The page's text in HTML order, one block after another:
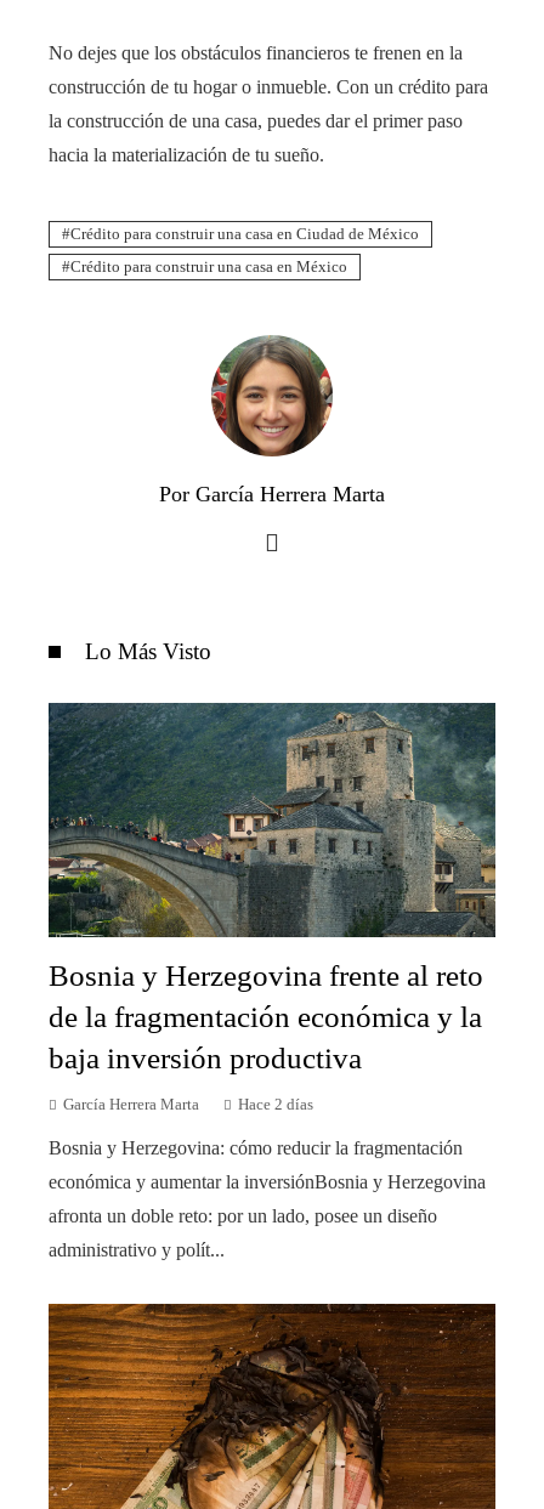
No dejes que los obstáculos financieros te frenen en la
construcción de tu hogar o inmueble. Con un crédito para
la construcción de una casa, puedes dar el primer paso
hacia la materialización de tu sueño.
Crédito para construir una casa en Ciudad de México
Crédito para construir una casa en México
Por García Herrera Marta
Lo Más Visto
Bosnia y Herzegovina frente al reto
de la fragmentación económica y la
baja inversión productiva
García Herrera Marta Hace 2 días
Bosnia y Herzegovina: cómo reducir la fragmentación
económica y aumentar la inversiónBosnia y Herzegovina
afronta un doble reto: por un lado, posee un diseño
administrativo y polít...